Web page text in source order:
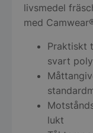
livsmedel
med
Praktiskt
svart
lukt